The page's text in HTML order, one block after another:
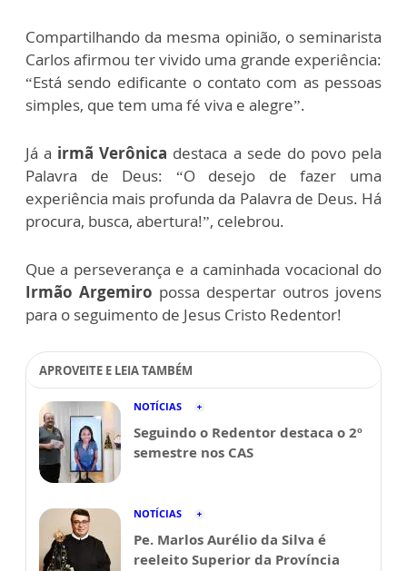
Compartilhando da mesma opinião, o seminarista
Carlos afirmou ter vivido uma grande experiência:
“Está sendo edificante o contato com as pessoas
simples, que tem uma fé viva e alegre”.
Já a irmã Verônica destaca a sede do povo pela
Palavra de Deus: “O desejo de fazer uma
experiência mais profunda da Palavra de Deus. Há
procura, busca, abertura!”, celebrou.
Que a perseverança e a caminhada vocacional do
Irmão Argemiro possa despertar outros jovens
para o seguimento de Jesus Cristo Redentor!
APROVEITE E LEIA TAMBÉM
NOTÍCIAS
Seguindo o Redentor destaca o 2º
semestre nos CAS
NOTÍCIAS
Pe. Marlos Aurélio da Silva é
reeleito Superior da Província